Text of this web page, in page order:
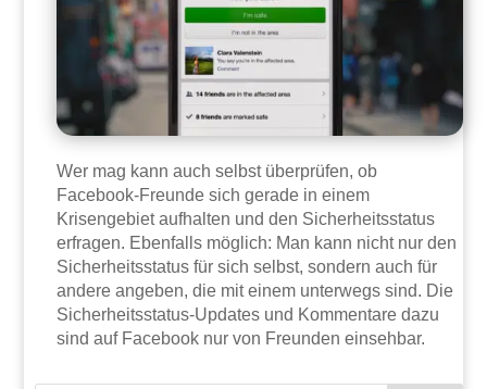
Wer mag kann auch selbst überprüfen, ob
Facebook-Freunde sich gerade in einem
Krisengebiet aufhalten und den Sicherheitsstatus
erfragen. Ebenfalls möglich: Man kann nicht nur den
Sicherheitsstatus für sich selbst, sondern auch für
andere angeben, die mit einem unterwegs sind. Die
Sicherheitsstatus-Updates und Kommentare dazu
sind auf Facebook nur von Freunden einsehbar.